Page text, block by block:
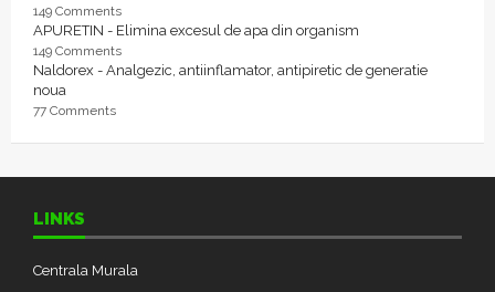
149 Comments
APURETIN - Elimina excesul de apa din organism
149 Comments
Naldorex - Analgezic, antiinflamator, antipiretic de generatie
noua
77 Comments
LINKS
Centrala Murala